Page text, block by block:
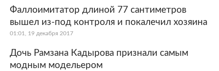
Фаллоимитатор длиной 77 сантиметров
вышел из-под контроля и покалечил хозяина
01:01, 19 декабря 2017
Дочь Рамзана Кадырова признали самым
модным модельером